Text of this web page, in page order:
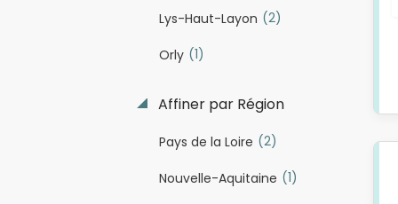
Lys-Haut-Layon (2)
Orly (1)
Affiner par Région
Pays de la Loire (2)
Nouvelle-Aquitaine (1)